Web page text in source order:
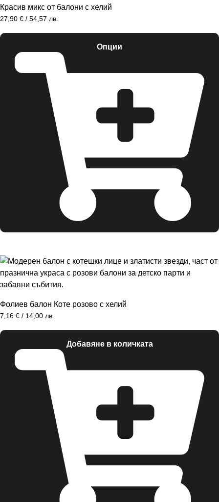
Красив микс от балони с хелий
27,90 € / 54,57 лв.
Опции
Фолиев балон Коте розово с хелий
7,16 € / 14,00 лв.
Добавяне в количката